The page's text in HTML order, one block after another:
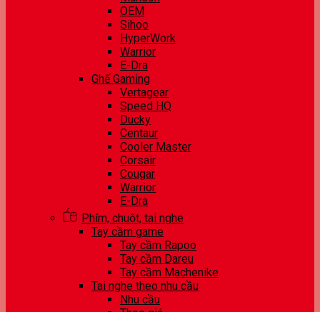
OEM
Sihoo
HyperWork
Warrior
E-Dra
Ghế Gaming
Vertagear
Speed HQ
Ducky
Centaur
Cooler Master
Corsair
Cougar
Warrior
E-Dra
Phím, chuột, tai nghe
Tay cầm game
Tay cầm Rapoo
Tay cầm Dareu
Tay cầm Machenike
Tai nghe theo nhu cầu
Nhu cầu